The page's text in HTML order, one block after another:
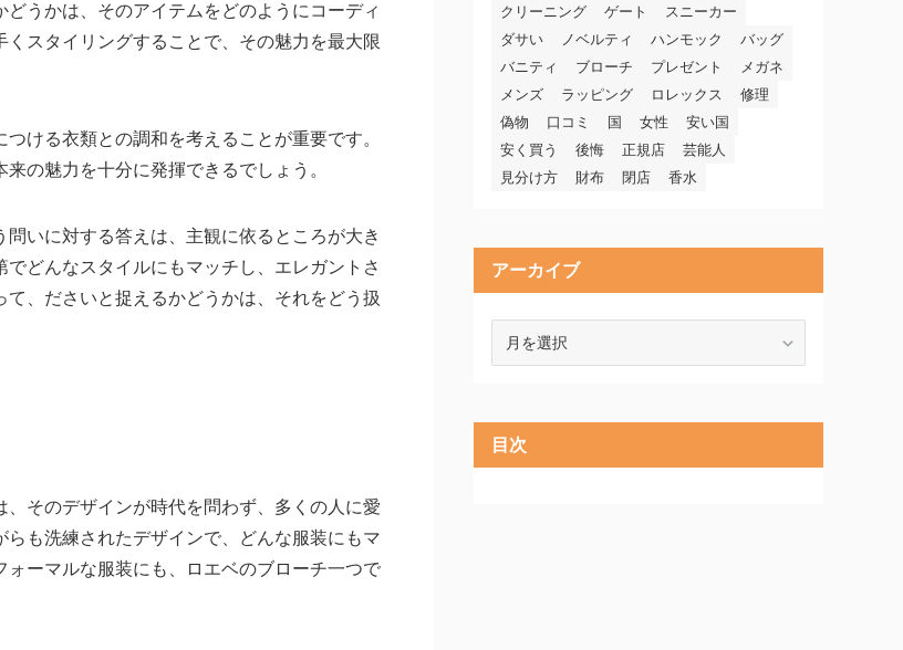
うかは、そのアイテムをどのようにコーディ
スタイリングすることで、その魅力を最大限
ける衣類との調和を考えることが重要です。
の魅力を十分に発揮できるでしょう。
いに対する答えは、主観に依るところが大き
どんなスタイルにもマッチし、エレガントさ
、ださいと捉えるかどうかは、それをどう扱
、そのデザインが時代を問わず、多くの人に愛
も洗練されたデザインで、どんな服装にもマ
ーマルな服装にも、ロエベのブローチ一つで
クリーニング
ゲート
スニーカー
ダサい
ノベルティ ハンモック
バッグ
バニティ
ブローチ プレゼント
メガネ
メンズ
ラッピング ロレックス
修理
偽物
口コミ 国 女性
安い国
安く買う
後悔 正規店
芸能人
見分け方
財布 閉店 香水
アーカイブ
ブ
目次